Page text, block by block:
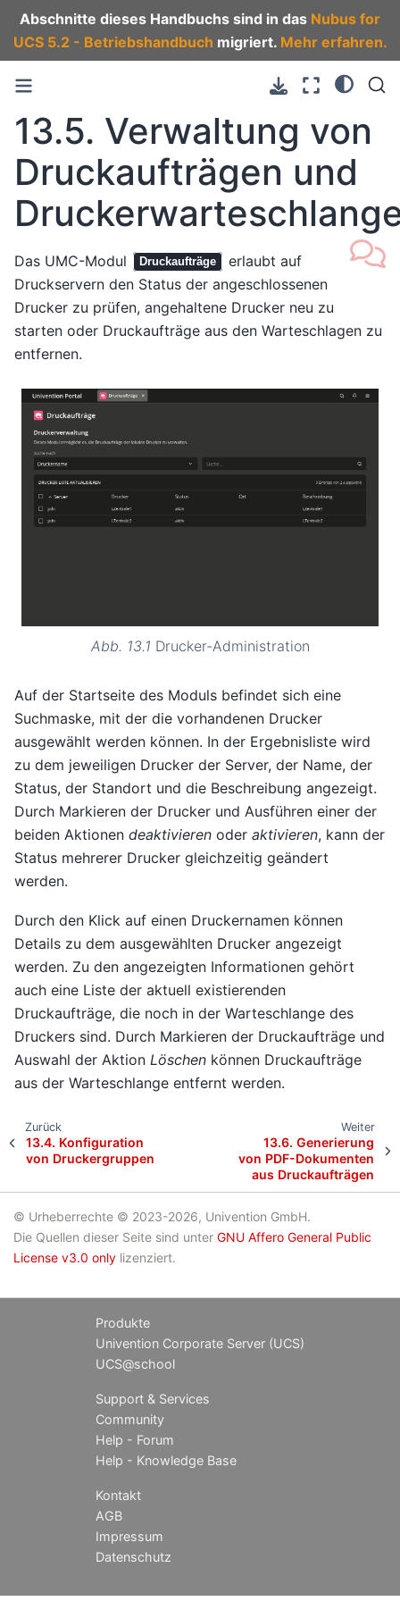
Abschnitte dieses Handbuchs sind in das Nubus for
UCS 5.2 - Betriebshandbuch migriert. Mehr erfahren.
13.5. Verwaltung von
Druckaufträgen und
Das UMC-Modul Druckaufträge
erlaubt auf
Druckservern den Status der angeschlossenen
Drucker zu prüfen, angehaltene Drucker neu zu
starten oder Druckaufträge aus den Warteschlagen zu
entfernen.
Abb. 13.1 Drucker-Administration
Auf der Startseite des Moduls befindet sich eine
Suchmaske, mit der die vorhandenen Drucker
ausgewählt werden können. In der Ergebnisliste wird
zu dem jeweiligen Drucker der Server, der Name, der
Status, der Standort und die Beschreibung angezeigt.
Durch Markieren der Drucker und Ausführen einer der
beiden Aktionen deaktivieren oder aktivieren, kann der
Status mehrerer Drucker gleichzeitig geändert
werden.
Durch den Klick auf einen Druckernamen können
Details zu dem ausgewählten Drucker angezeigt
werden. Zu den angezeigten Informationen gehört
auch eine Liste der aktuell existierenden
Druckaufträge, die noch in der Warteschlange des
Druckers sind. Durch Markieren der Druckaufträge und
Auswahl der Aktion Löschen können Druckaufträge
aus der Warteschlange entfernt werden.
Zurück
13.4. Konfiguration
von Druckergruppen
Weiter
13.6.Generierung
von PDF-Dokumenten
aus Druckaufträgen
© Urheberrechte © 2023-2026, Univention GmbH.
Die Quellen dieser Seite sind unter GNU Affero General Public
License v3.0 only lizenziert.
Produkte
Univention Corporate Server (UCS)
UCS@school
Support & Services
Community
Help - Forum
Help - Knowledge Base
Kontakt
AGB
Impressum
Datenschutz